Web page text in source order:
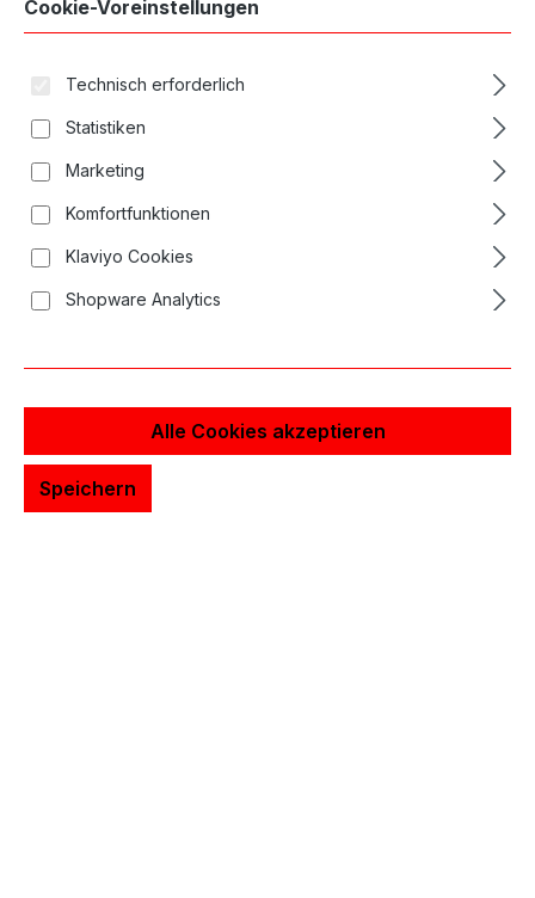
Magic Moon Skull Tubes 25mm 7er MG
closed - 25St.
Cookie-Voreinstellungen
Technisch erforderlich
Statistiken
Marketing
Komfortfunktionen
Klaviyo Cookies
Shopware Analytics
Alle Cookies akzeptieren
Speichern